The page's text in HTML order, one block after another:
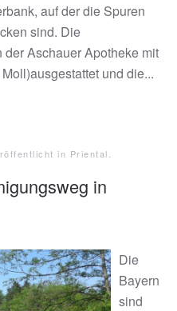
auf der die Spuren
sind. Die
Aschauer Apotheke mit
und die...
in Priental
in
Die
Bayern
sind